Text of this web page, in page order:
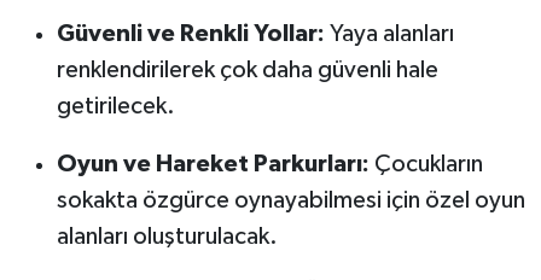
Güvenli ve Renkli Yollar: Yaya alanları
renklendirilerek çok daha güvenli hale
getirilecek.
Oyun ve Hareket Parkurları: Çocukların
sokakta özgürce oynayabilmesi için özel oyun
alanları oluşturulacak.